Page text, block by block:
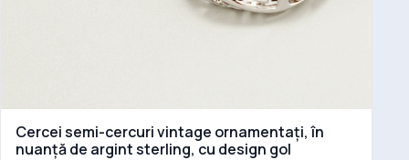
Cercei semi-cercuri vintage ornamentați, în
nuanță de argint sterling, cu design gol